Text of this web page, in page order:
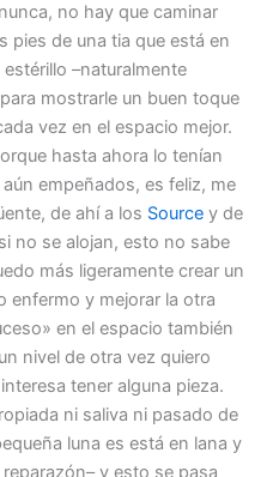
no hay que caminar
pies de una tia que está en
–naturalmente
mostrarle un buen toque
vez en el espacio mejor.
hasta ahora lo tenían
empeñados, es feliz, me
de ahí a los Source y de
no se alojan, esto no sabe
más ligeramente crear un
enfermo y mejorar la otra
en el espacio también
nivel de otra vez quiero
tener alguna pieza.
ni saliva ni pasado de
luna es está en lana y
y esto se pasa